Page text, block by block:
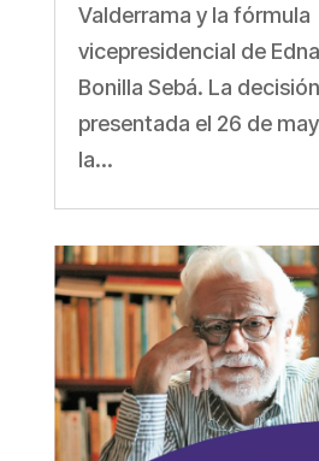
Valderrama y la fórmula
vicepresidencial de
Bonilla Sebá. La
presentada el 26 de
la...